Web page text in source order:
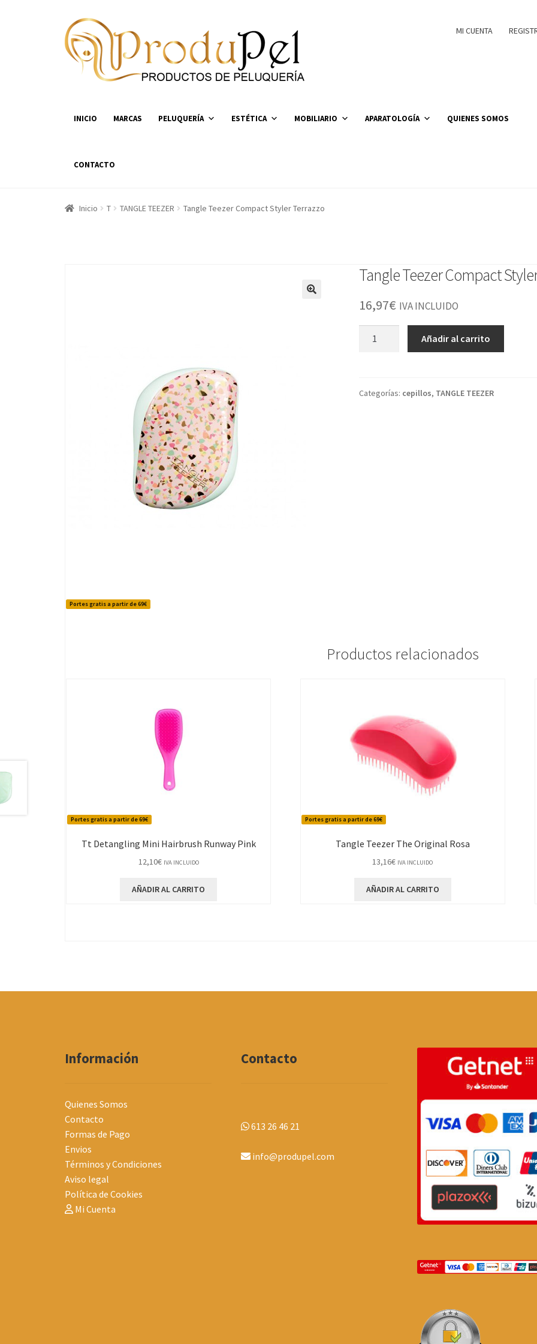
Ir
a
la
navegación
Ir
al
contenido
MI CUENTA
INICIO MARCAS PELUQUERÍA ESTÉTICA MOBILIARIO APARATOLOGÍA QUIENES SOMOS
CONTACTO
Inicio T TANGLE TEEZER Tangle Teezer Compact Styler Terrazzo
Portes gratis a partir de 69€
Tangle Teezer Compact
16,97€ IVA INCLUIDO
Terrazzo
Añadir al carrito
Categorías: cepillos, TANGLE TEEZER
Productos relacionados
Portes gratis a partir de 69€
Tt Detangling Mini Hairbrush Runway Pink
12,10€ IVA INCLUIDO
AÑADIR AL CARRITO
Portes gratis a partir de 69€
Tangle Teezer The Original Rosa
13,16€ IVA INCLUIDO
AÑADIR AL CARRITO
Información
Quienes Somos
Contacto
Formas de Pago
Envios
Términos y Condiciones
Aviso legal
Política de Cookies
Mi Cuenta
Contacto
613 26 46 21
info@produpel.com